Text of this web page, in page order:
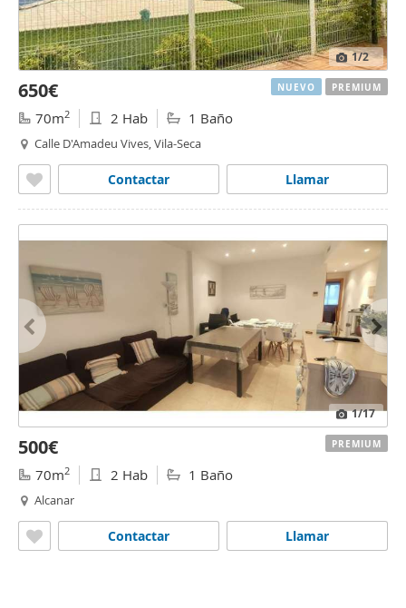
1/2
650€
70m2 2 Hab 1 Baño
Calle D'Amadeu Vives, Vila-Seca
Llamar
Contactar
NUEVO PREMIUM
1/17
500€
70m2 2 Hab 1 Baño
Alcanar
Llamar
Contactar
PREMIUM